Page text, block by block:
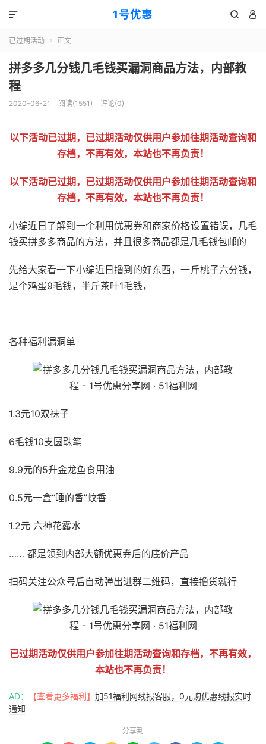
1号优惠  

已过期活动  正文
拼多多几分钱几毛钱买漏洞商品方法，内部教
程
2020-06-21 阅读(1551 ) 评论(0)
以下活动已过期，已过期活动仅供用户参加往期活动查询和
存档，不再有效，本站也不再负责！
以下活动已过期，已过期活动仅供用户参加往期活动查询和
存档，不再有效，本站也不再负责！
小编近日了解到一个利用优惠券和商家价格设置错误，几毛
钱买拼多多商品的方法，并且很多商品都是几毛钱包邮的
先给大家看一下小编近日撸到的好东西，一斤桃子六分钱，
是个鸡蛋9毛钱，半斤茶叶1毛钱，
各种福利漏洞单
1.3元10双袜子
6毛钱10支圆珠笔
9.9元的5升金龙鱼食用油
0.5元一盒“睡的香”蚊香
1.2元 六神花露水
…… 都是领到内部大额优惠券后的底价产品
扫码关注公众号后自动弹出进群二维码，直接撸货就行
已过期活动仅供用户参加往期活动查询和存档，不再有效，
本站也不再负责！
AD： 【查看更多福利】 加51福利网线报客服，0元购优惠线报实时
通知
分享到